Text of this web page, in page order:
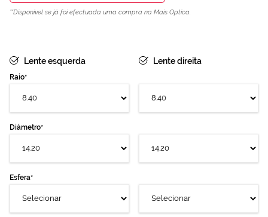
Disponível se já foi efectuada uma compra na Mais Optica.
Lente esquerda Lente direita
Raio
Diámetro
Esfera